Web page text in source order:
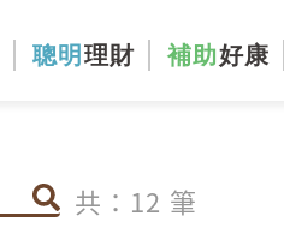
聰明 理財 補助好康
共：12 筆